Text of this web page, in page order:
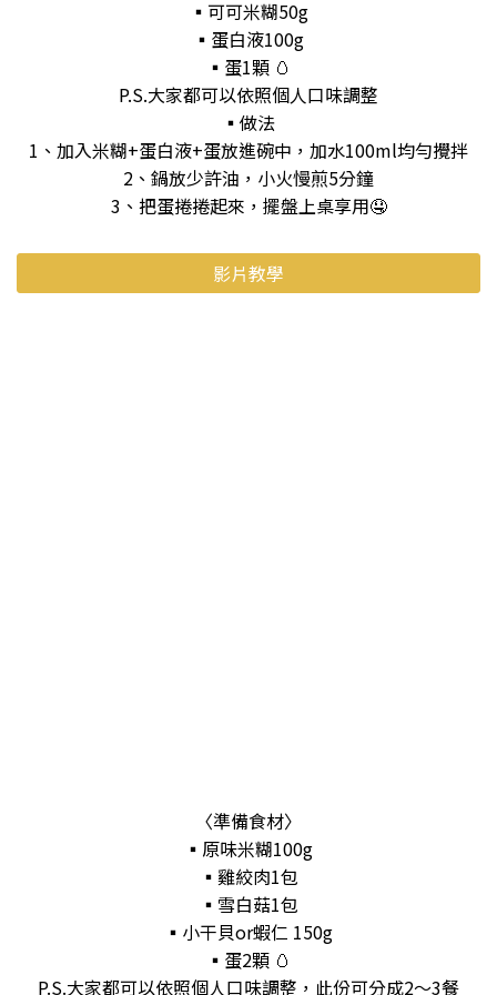
▪️可可米糊50g
▪️蛋白液100g
▪️蛋1顆 🥚
P.S.大家都可以依照個人口味調整
▪️做法
1、加入米糊+蛋白液+蛋放進碗中，加水100ml均勻攪拌
2、鍋放少許油，小火慢煎5分鐘
3、把蛋捲捲起來，擺盤上桌享用🤤
影片教學
〈準備食材〉
▪️原味米糊100g
▪️雞絞肉1包
▪️雪白菇1包
▪️小干貝or蝦仁 150g
▪️蛋2顆 🥚
P.S.大家都可以依照個人口味調整，此份可分成2～3餐